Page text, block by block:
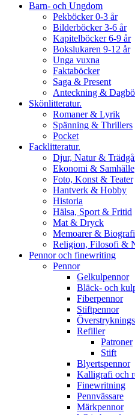
Barn- och Ungdom
Pekböcker 0-3 år
Bilderböcker 3-6 år
Kapitelböcker 6-9 år
Bokslukaren 9-12 år
Unga vuxna
Faktaböcker
Saga & Present
Anteckning &
Skönlitteratur.
Romaner & Lyrik
Spänning & Thrillers
Pocket
Facklitteratur.
Djur, Natur &
Ekonomi & Samhälle
Foto, Konst & Teater
Hantverk & Hobby
Historia
Hälsa, Sport & Fritid
Mat & Dryck
Memoarer &
Religion, Filosofi &
Pennor och finewriting
Pennor
Gelkulpennor
Bläck- och
Fiberpennor
Stiftpennor
Refiller
Patroner
Stift
Blyertspennor
Kalligrafi och
Finewritning
Pennvässare
Märkpennor